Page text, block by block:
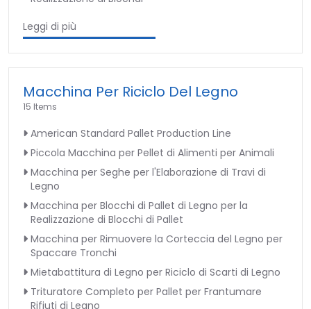
Leggi di più
Macchina Per Riciclo Del Legno
15 Items
American Standard Pallet Production Line
Piccola Macchina per Pellet di Alimenti per Animali
Macchina per Seghe per l'Elaborazione di Travi di
Legno
Macchina per Blocchi di Pallet di Legno per la
Realizzazione di Blocchi di Pallet
Macchina per Rimuovere la Corteccia del Legno per
Spaccare Tronchi
Mietabattitura di Legno per Riciclo di Scarti di Legno
Trituratore Completo per Pallet per Frantumare
Rifiuti di Legno